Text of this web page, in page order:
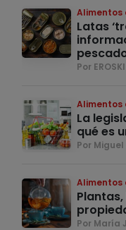
Latas
Por
La
qué es
Por
Por María